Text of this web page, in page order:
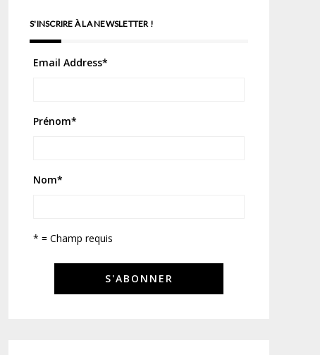
S'INSCRIRE À LA NEWSLETTER !
Email Address*
Prénom*
Nom*
* = Champ requis